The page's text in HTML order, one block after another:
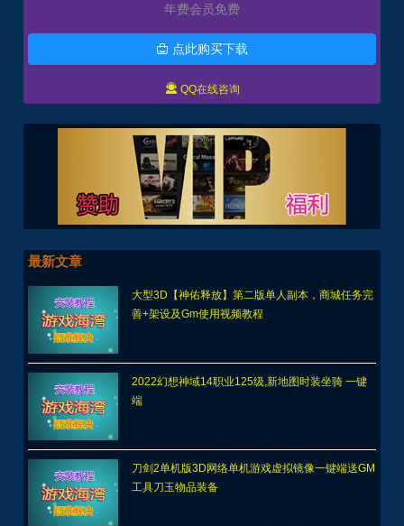
年费会员免费
 点此购买下载
 QQ在线咨询
最新文章
大型3D【神佑释放】第二版单人副本，商城任务完
善+架设及Gm使用视频教程
2022幻想神域14职业125级,新地图时装坐骑 一键
端
刀剑2单机版3D网络单机游戏虚拟镜像一键端送GM
工具刀玉物品装备